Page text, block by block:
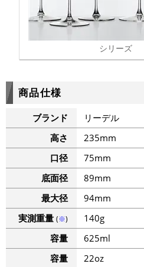
シリーズ
商品仕様
ブランド
リーデル
高さ
235mm
口径
75mm
底面径
89mm
最大径
94mm
実測重量 (※)
140g
容量
625ml
容量
22oz